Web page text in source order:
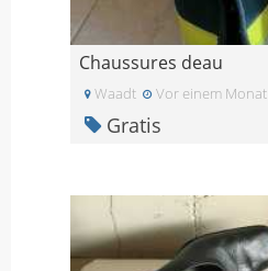
Chaussures deau
Waadt Vor einem Monat
Gratis